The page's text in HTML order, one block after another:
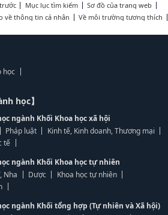
Mục lục tìm kiếm
Sơ đồ của trang web
về thông tin cá nhân Về môi trường tương thích
học
học】
ngành Khối Khoa học xã hội
Pháp luật
Kinh tế, Kinh doanh, Thương mại
tế
ngành Khối Khoa học tự nhiên
Nha Dược
Khoa học tự nhiên
ngành Khối tổng hợp (Tự nhiên và Xã hội)